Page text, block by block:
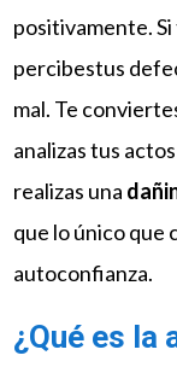
positivamente.
percibestus
mal. Te
analizas tus
realizas una
que lo único que
autoconfianza.
¿Qué es la